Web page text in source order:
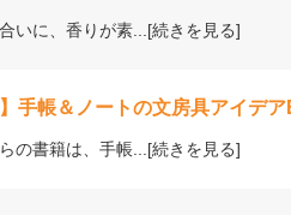
いに、香りが素...[続きを見る]
】手帳＆ノートの文房具アイデ
の書籍は、手帳...[続きを見る]